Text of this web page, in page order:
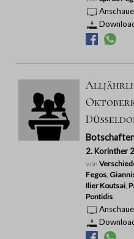
2. Korinther
von
Fegos
Ilier Koutsai
Pontidis